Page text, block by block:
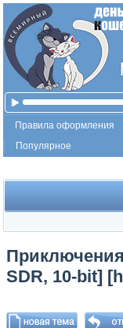
Правила оформления
Популярное
Приключения
SDR, 10-bit]